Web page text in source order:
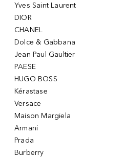
Yves Saint Laurent
DIOR
CHANEL
Dolce & Gabbana
Jean Paul Gaultier
PAESE
HUGO BOSS
Kérastase
Versace
Maison Margiela
Armani
Prada
Burberry